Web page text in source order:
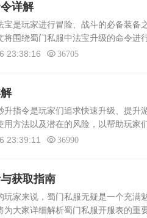
详解
宝是玩家进行冒险、战斗的必备装备
围绕蜀门私服中法宝升级的命令进
门私服中，法宝升级需要消耗一定
23:38:16 36705
令是玩家们追求快速升级、提升
方法以及潜在的风险，以帮助玩家
，顾名思义，是一种在蜀门私服游
23:39:11 36990
获取指南
来说，蜀门私服无疑是一个充满
大家详细解析蜀门私服开服表的重